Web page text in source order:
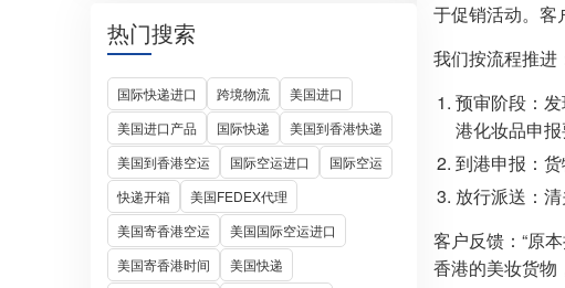
热门搜索
国际快递进口 跨境物流
美国进口
美国进口产品
国际快递
美国到香港快递
美国到香港空运
国际空运进口
国际空运
快递开箱
美国FEDEX代理
美国寄香港空运
美国国际空运进口
美国寄香港时间
美国快递
于促销活动。客
我们按流程推进
预审阶段：
港化妆品申报
到港申报：
放行派送：
客户反馈：“原
香港的美妆货物